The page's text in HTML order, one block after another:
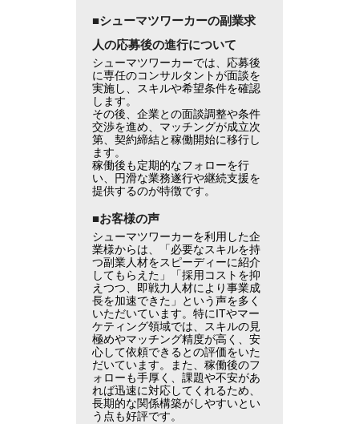
■シューマツワーカーの副業求
人の応募後の進行について
シューマツワーカーでは、応募後
に専任のコンサルタントが面談を
実施し、スキルや希望条件を確認
します。
その後、企業との面談調整や条件
交渉を進め、マッチングが成立次
第、契約締結と稼働開始に移行し
ます。
稼働後も定期的なフォローを行
い、円滑な業務遂行や継続支援を
提供するのが特徴です。
■お客様の声
シューマツワーカーを利用した企
業様からは、「必要なスキルを持
つ副業人材をスピーディーに紹介
してもらえた」「採用コストを抑
えつつ、即戦力人材により事業成
長を加速できた」という声を多く
いただいています。特にITやマー
ケティング領域では、スキルの見
極めやマッチング精度が高く、安
心して依頼できるとの評価をいた
だいています。また、稼働後のフ
ォローも手厚く、課題や不安があ
れば迅速に対応してくれるため、
長期的な関係構築がしやすいとい
う点も好評です。